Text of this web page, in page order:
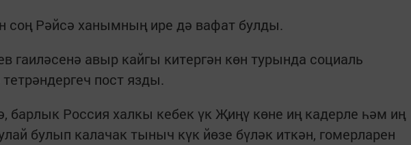
соң Рәйсә ханымның ире дә вафат булды.
гаиләсенә авыр кайгы китергән көн турында социаль
пост язды.
барлык Россия халкы кебек үк Җиңү көне иң кадерле һәм иң
булып калачак тыныч күк йөзе бүләк иткән, гомерларен